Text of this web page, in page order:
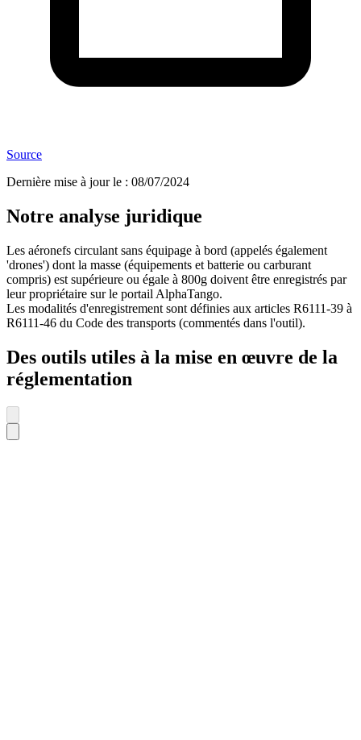
Source
Dernière mise à jour le : 08/07/2024
Notre analyse juridique
Les aéronefs circulant sans équipage à bord (appelés également
'drones') dont la masse (équipements et batterie ou carburant
compris) est supérieure ou égale à 800g doivent être enregistrés par
leur propriétaire sur le portail AlphaTango.
Les modalités d'enregistrement sont définies aux articles R6111-39 à
R6111-46 du Code des transports (commentés dans l'outil).
Des outils utiles à la mise en œuvre de la
réglementation